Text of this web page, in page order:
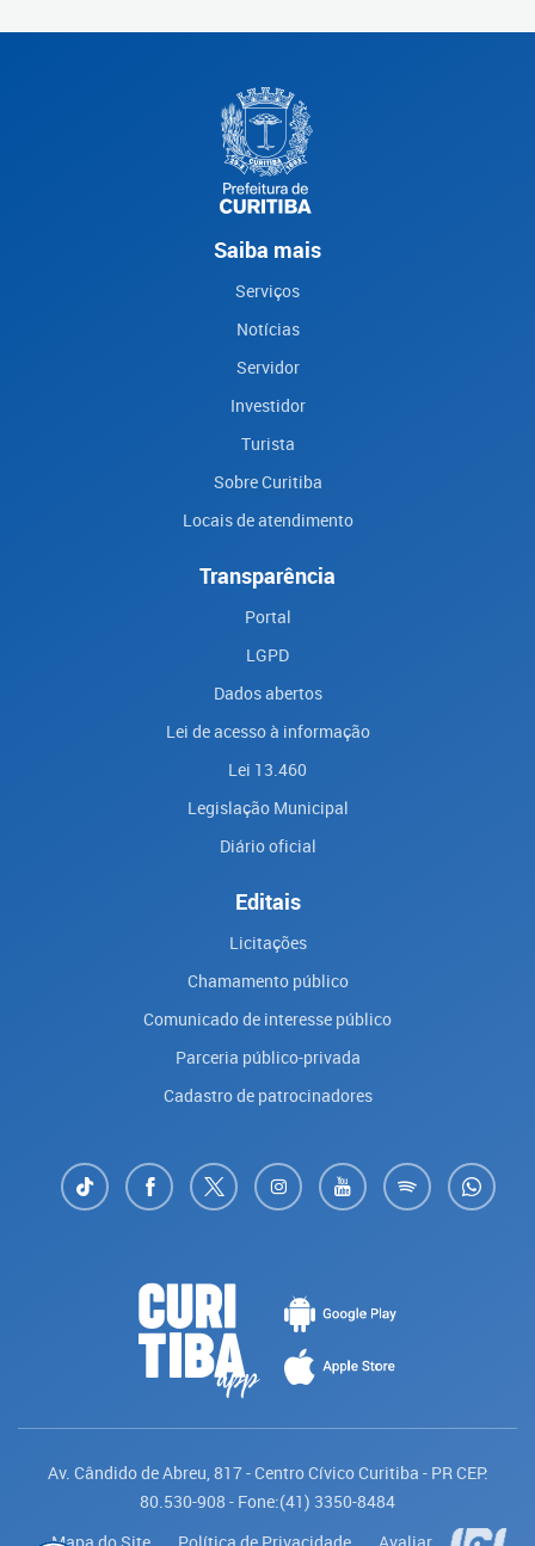
Saiba mais
Serviços
Notícias
Servidor
Investidor
Turista
Sobre Curitiba
Locais de atendimento
Transparência
Portal
LGPD
Dados abertos
Lei de acesso à informação
Lei 13.460
Legislação Municipal
Diário oficial
Editais
Licitações
Chamamento público
Comunicado de interesse público
Parceria público-privada
Cadastro de patrocinadores
Av. Cândido de Abreu, 817 - Centro Cívico Curitiba - PR CEP:
80.530-908 - Fone:(41) 3350-8484